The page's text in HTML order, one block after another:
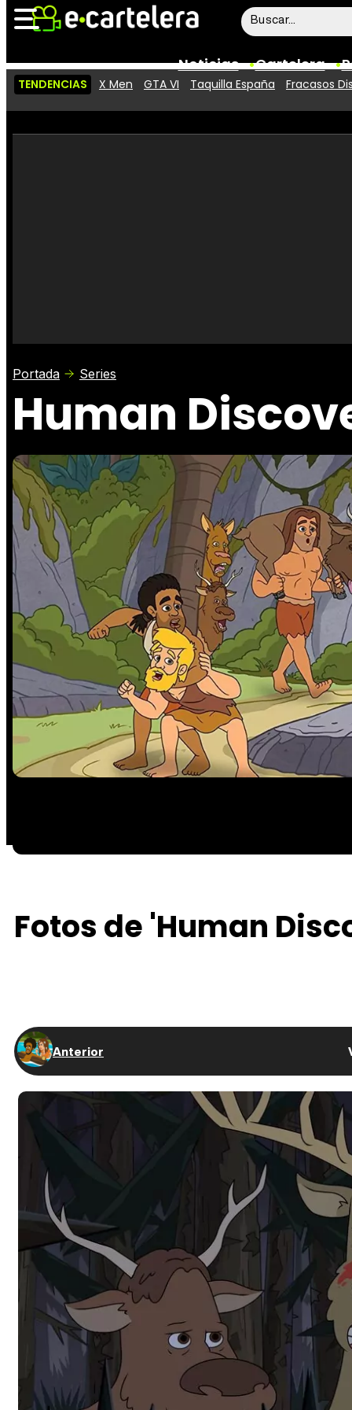
Noticias Cartelera
Vídeos
Taquilla
TENDENCIAS X Men GTA VI Taquilla España Fracasos
Portada Series
Human
Fotos de 'Human
Anterior